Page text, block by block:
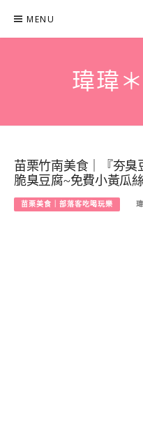
content
MENU
瑋瑋
苗栗竹南美食｜『夯臭
脆臭豆腐~免費小黃瓜
苗栗美食｜部落客吃喝玩樂